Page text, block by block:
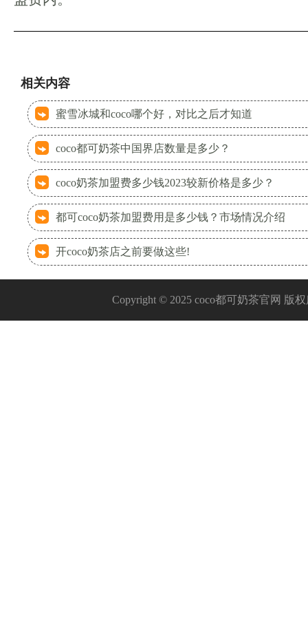
相关内容
蜜雪冰城和coco哪个好，对比之后才知道
coco都可奶茶中国界店数量是多少？
coco奶茶加盟费多少钱2023较新价格是多少？
都可coco奶茶加盟费用是多少钱？市场情况介绍
开coco奶茶店之前要做这些!
Copyright © 2025 coco都可奶茶官网 版